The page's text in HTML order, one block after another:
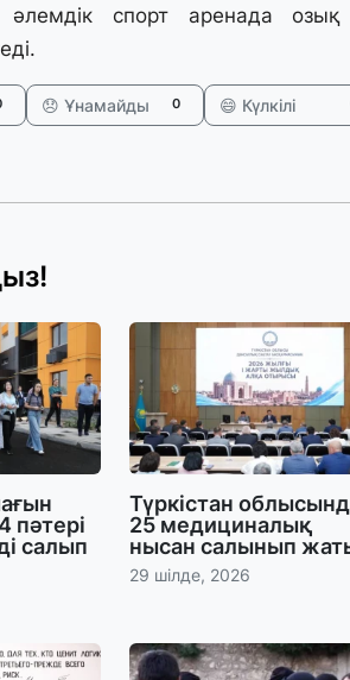
әлемдік спорт аренада озық
😞 Ұнамайды 0 😄 Күлкілі
пәтері
салып
Түркістан
25 медициналық
нысан салынып
29 шілде, 2026